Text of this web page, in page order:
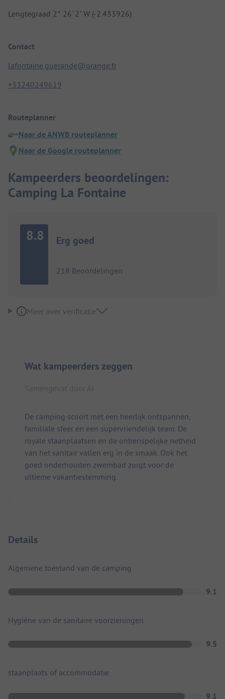
Lengtegraad 2° 26' 2" W (-2.433926)
Contact
lafontaine.guerande@orange.fr
+33240249619
Routeplanner
Naar de ANWB routeplanner
Naar de Google routeplanner
Kampeerders beoordelingen:
Camping La Fontaine
8.8 Erg goed
218 Beoordelingen
Meer over verificatie
Wat kampeerders zeggen
De camping scoort met een heerlijk ontspannen,
familiale sfeer en een supervriendelijk team. De
royale staanplaatsen en de onberispelijke netheid
van het sanitair vallen erg in de smaak. Ook het
goed onderhouden zwembad zorgt voor de
ultieme vakantiestemming.
Details
Algemene toestand van de camping
9.1
Hygiëne van de sanitaire voorzieningen
9.5
staanplaats of accommodatie
9.1